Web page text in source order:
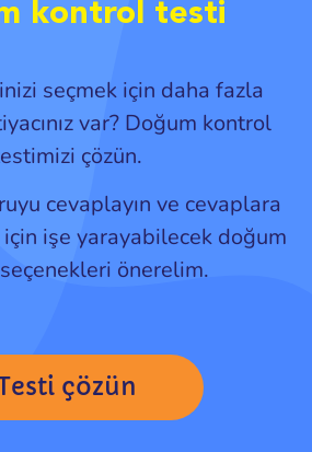
kontrol testi
seçmek için daha fazla
var? Doğum kontrol
çözün.
cevaplayın ve cevaplara
işe yarayabilecek doğum
önerelim.
çözün